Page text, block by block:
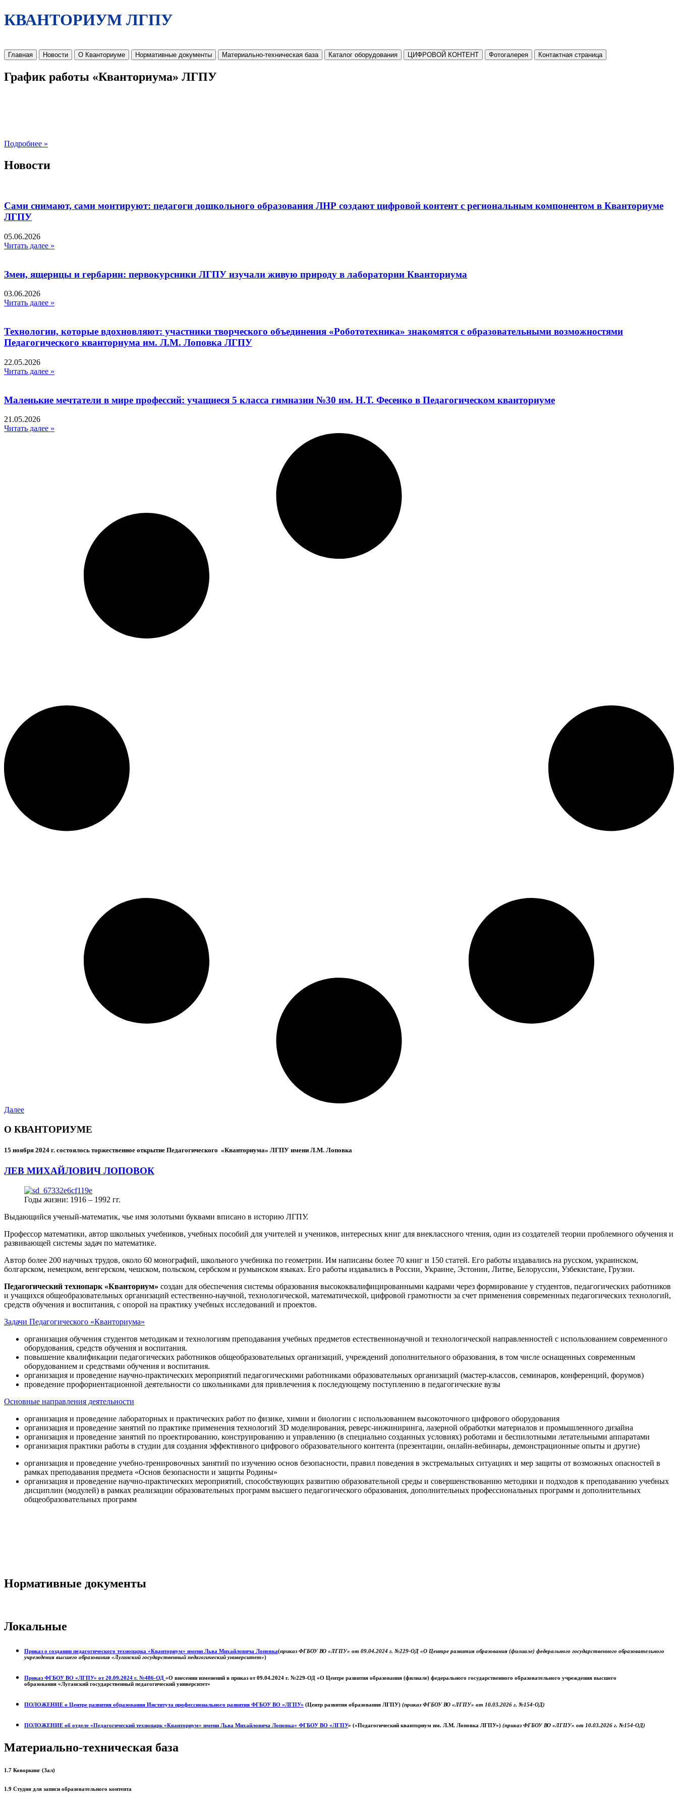
КВАНТОРИУМ ЛГПУ
Главная Новости О Кванториуме Нормативные документы Материально-техническая база Каталог оборудования ЦИФРОВОЙ КОНТЕНТ Фотогалерея Контактная страница
График работы «Кванториума» ЛГПУ
Подробнее »
Новости
Сами снимают, сами монтируют: педагоги дошкольного образования ЛНР создают цифровой контент с региональным компонентом в Кванториуме
ЛГПУ​
05.06.2026
Читать далее »
Змеи, ящерицы и гербарии: первокурсники ЛГПУ изучали живую природу в лаборатории Кванториума
03.06.2026
Читать далее »
Технологии, которые вдохновляют: участники творческого объединения «Робототехника» знакомятся с образовательными возможностями
Педагогического кванториума им. Л.М. Лоповка ЛГПУ
22.05.2026
Читать далее »
Маленькие мечтатели в мире профессий: учащиеся 5 класса гимназии №30 им. Н.Т. Фесенко в Педагогическом кванториуме
21.05.2026
Читать далее »
Далее
О КВАНТОРИУМЕ
15 ноября 2024 г. состоялось торжественное открытие Педагогического «Кванториума» ЛГПУ имени Л.М. Лоповка
ЛЕВ МИХАЙЛОВИЧ ЛОПОВОК
Годы жизни: 1916 – 1992 гг.
Выдающийся ученый-математик, чье имя золотыми буквами вписано в историю ЛГПУ.
Профессор математики, автор школьных учебников, учебных пособий для учителей и учеников, интересных книг для внеклассного чтения, один из создателей теории проблемного обучения и
развивающей системы задач по математике.
Автор более 200 научных трудов, около 60 монографий, школьного учебника по геометрии. Им написаны более 70 книг и 150 статей. Его работы издавались на русском, украинском,
болгарском, немецком, венгерском, чешском, польском, сербском и румынском языках. Его работы издавались в России, Украине, Эстонии, Литве, Белоруссии, Узбекистане, Грузии.
Педагогический технопарк «Кванториум» создан для обеспечения системы образования высококвалифицированными кадрами через формирование у студентов, педагогических работников
и учащихся общеобразовательных организаций естественно-научной, технологической, математической, цифровой грамотности за счет применения современных педагогических технологий,
средств обучения и воспитания, с опорой на практику учебных исследований и проектов.
Задачи Педагогического «Кванториума»
организация обучения студентов методикам и технологиям преподавания учебных предметов естественнонаучной и технологической направленностей с использованием современного
оборудования, средств обучения и воспитания.
повышение квалификации педагогических работников общеобразовательных организаций, учреждений дополнительного образования, в том числе оснащенных современным
оборудованием и средствами обучения и воспитания.
организация и проведение научно-практических мероприятий педагогическими работниками образовательных организаций (мастер-классов, семинаров, конференций, форумов)
проведение профориентационной деятельности со школьниками для привлечения к последующему поступлению в педагогические вузы
Основные направления деятельности
организация и проведение лабораторных и практических работ по физике, химии и биологии с использованием высокоточного цифрового оборудования
организация и проведение занятий по практике применения технологий 3D моделирования, реверс-инжиниринга, лазерной обработки материалов и промышленного дизайна
организация и проведение занятий по проектированию, конструированию и управлению (в специально созданных условиях) роботами и беспилотными летательными аппаратами
организация практики работы в студии для создания эффективного цифрового образовательного контента (презентации, онлайн-вебинары, демонстрационные опыты и другие)
организация и проведение учебно-тренировочных занятий по изучению основ безопасности, правил поведения в экстремальных ситуациях и мер защиты от возможных опасностей в
рамках преподавания предмета «Основ безопасности и защиты Родины»
организация и проведение научно-практических мероприятий, способствующих развитию образовательной среды и совершенствованию методики и подходов к преподаванию учебных
дисциплин (модулей) в рамках реализации образовательных программ высшего педагогического образования, дополнительных профессиональных программ и дополнительных
общеобразовательных программ
Нормативные документы
Локальные
Приказ о создании педагогического технопарка «Кванториум» имени Льва Михайловича Лоповка(приказ ФГБОУ ВО «ЛГПУ» от 09.04.2024 г. №229-ОД «О Центре развития образования (филиале) федерального государственного образовательного
учреждения высшего образования «Луганский государственный педагогический университет»)
Приказ ФГБОУ ВО «ЛГПУ» от 20.09.2024 г. №486-ОД «О внесении изменений в приказ от 09.04.2024 г. №229-ОД «О Центре развития образования (филиале) федерального государственного образовательного учреждения высшего
образования «Луганский государственный педагогический университет»
ПОЛОЖЕНИЕ о Центре развития образования Института профессионального развития ФГБОУ ВО «ЛГПУ» (Центр развития образования ЛГПУ) (приказ ФГБОУ ВО «ЛГПУ» от 10.03.2026 г. №154-ОД)
ПОЛОЖЕНИЕ об отделе «Педагогический технопарк «Кванториум» имени Льва Михайловича Лоповка» ФГБОУ ВО «ЛГПУ» («Педагогический кванториум им. Л.М. Лоповка ЛГПУ») (приказ ФГБОУ ВО «ЛГПУ» от 10.03.2026 г. №154-ОД)
Материально-техническая база
1.7 Коворкинг (Зал)
1.9 Студия для записи образовательного контента